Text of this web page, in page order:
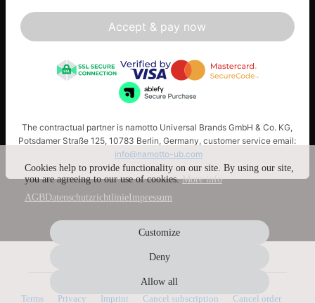
Accept & pay now
The contractual partner is namotto Universal Brands GmbH & Co. KG,
Potsdamer Straße 125, 10783 Berlin, Germany, customer service email:
info@namotto-ub.com
Terms Privacy Imprint Cancel subscription Cancel order
Cookies help to provide functionality on our site. By using our site,
you are agreeing to our use of cookies.More info
AGB Datenschutzrichtlinie Impressum
Customize
Deny
Allow all